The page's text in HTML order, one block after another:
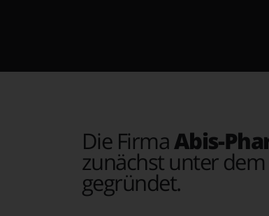
Die FirmaAbis-
zunächst unter
gegründet.